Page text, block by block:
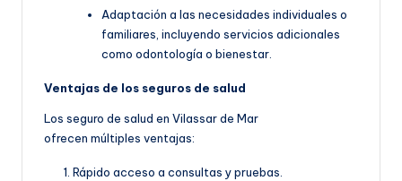
Adaptación a las necesidades individuales o
familiares, incluyendo servicios adicionales
como odontología o bienestar.
Ventajas de los seguros de salud
Los seguro de salud en Vilassar de Mar
ofrecen múltiples ventajas:
Rápido acceso a consultas y pruebas.